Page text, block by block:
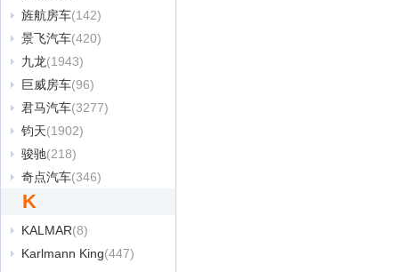
旌航房车(142)
景飞汽车(420)
九龙(1943)
巨威房车(96)
君马汽车(3277)
钧天(1902)
骏驰(218)
奇点汽车(346)
K
KALMAR(8)
Karlmann King(447)